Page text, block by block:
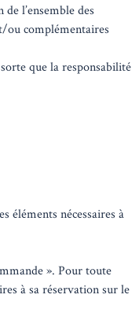
l’ensemble des
ou complémentaires
que la responsabilité
éléments nécessaires à
». Pour toute
à sa réservation sur le